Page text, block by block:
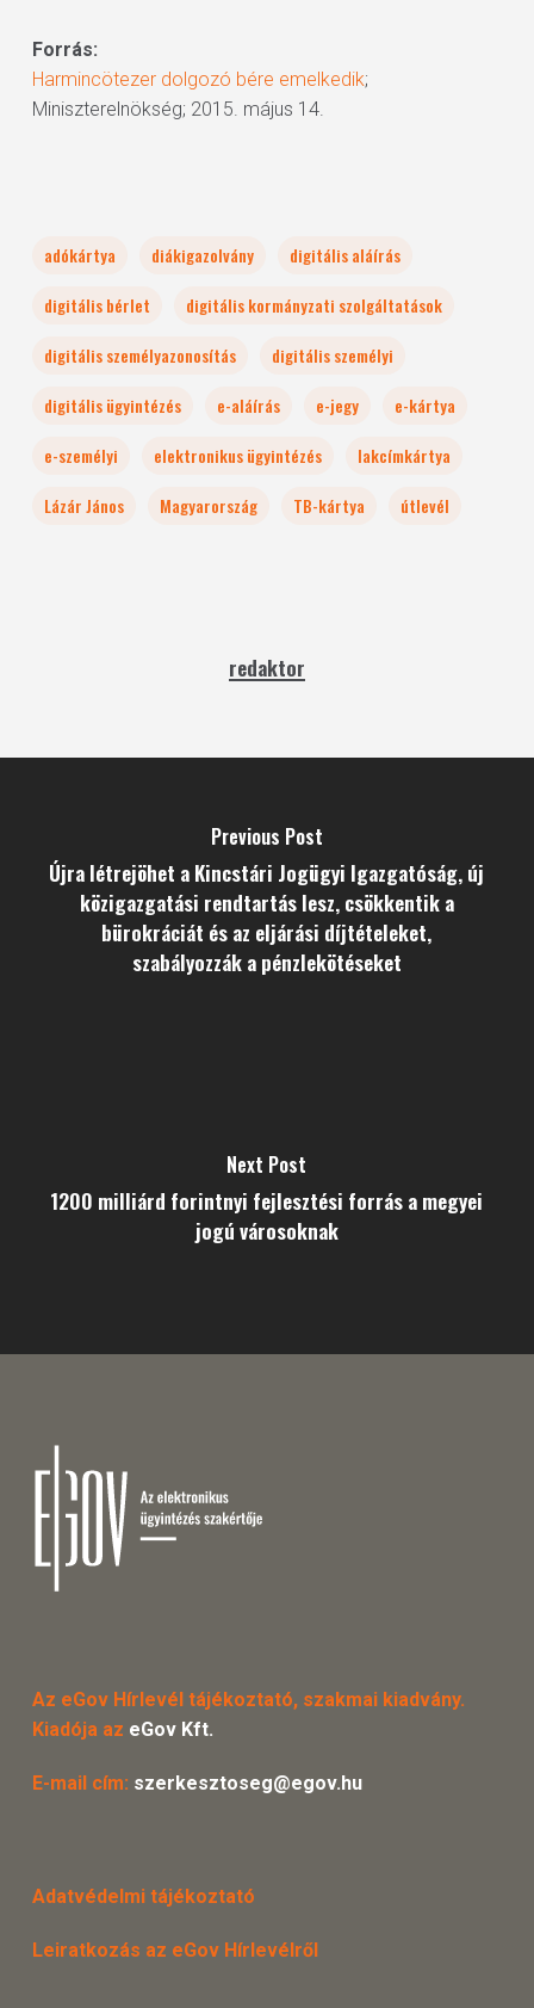
Forrás:
Harmincötezer dolgozó bére emelkedik;
Miniszterelnökség; 2015. május 14.
adókártya diákigazolvány
digitális aláírás
digitális bérlet
digitális kormányzati szolgáltatások
digitális személyazonosítás
digitális személyi
digitális ügyintézés
e-aláírás e-jegy
e-kártya
e-személyi
elektronikus ügyintézés
lakcímkártya
Lázár János
Magyarország TB-kártya útlevél
redaktor
Previous Post
Újra létrejöhet a Kincstári Jogügyi Igazgatóság, új
közigazgatási rendtartás lesz, csökkentik a
bürokráciát és az eljárási díjtételeket,
szabályozzák a pénzlekötéseket
Next Post
1200 milliárd forintnyi fejlesztési forrás a megyei
jogú városoknak
Az eGov Hírlevél tájékoztató, szakmai kiadvány.
Kiadója az eGov Kft.
E-mail cím: szerkesztoseg@egov.hu
Adatvédelmi tájékoztató
Leiratkozás az eGov Hírlevélről